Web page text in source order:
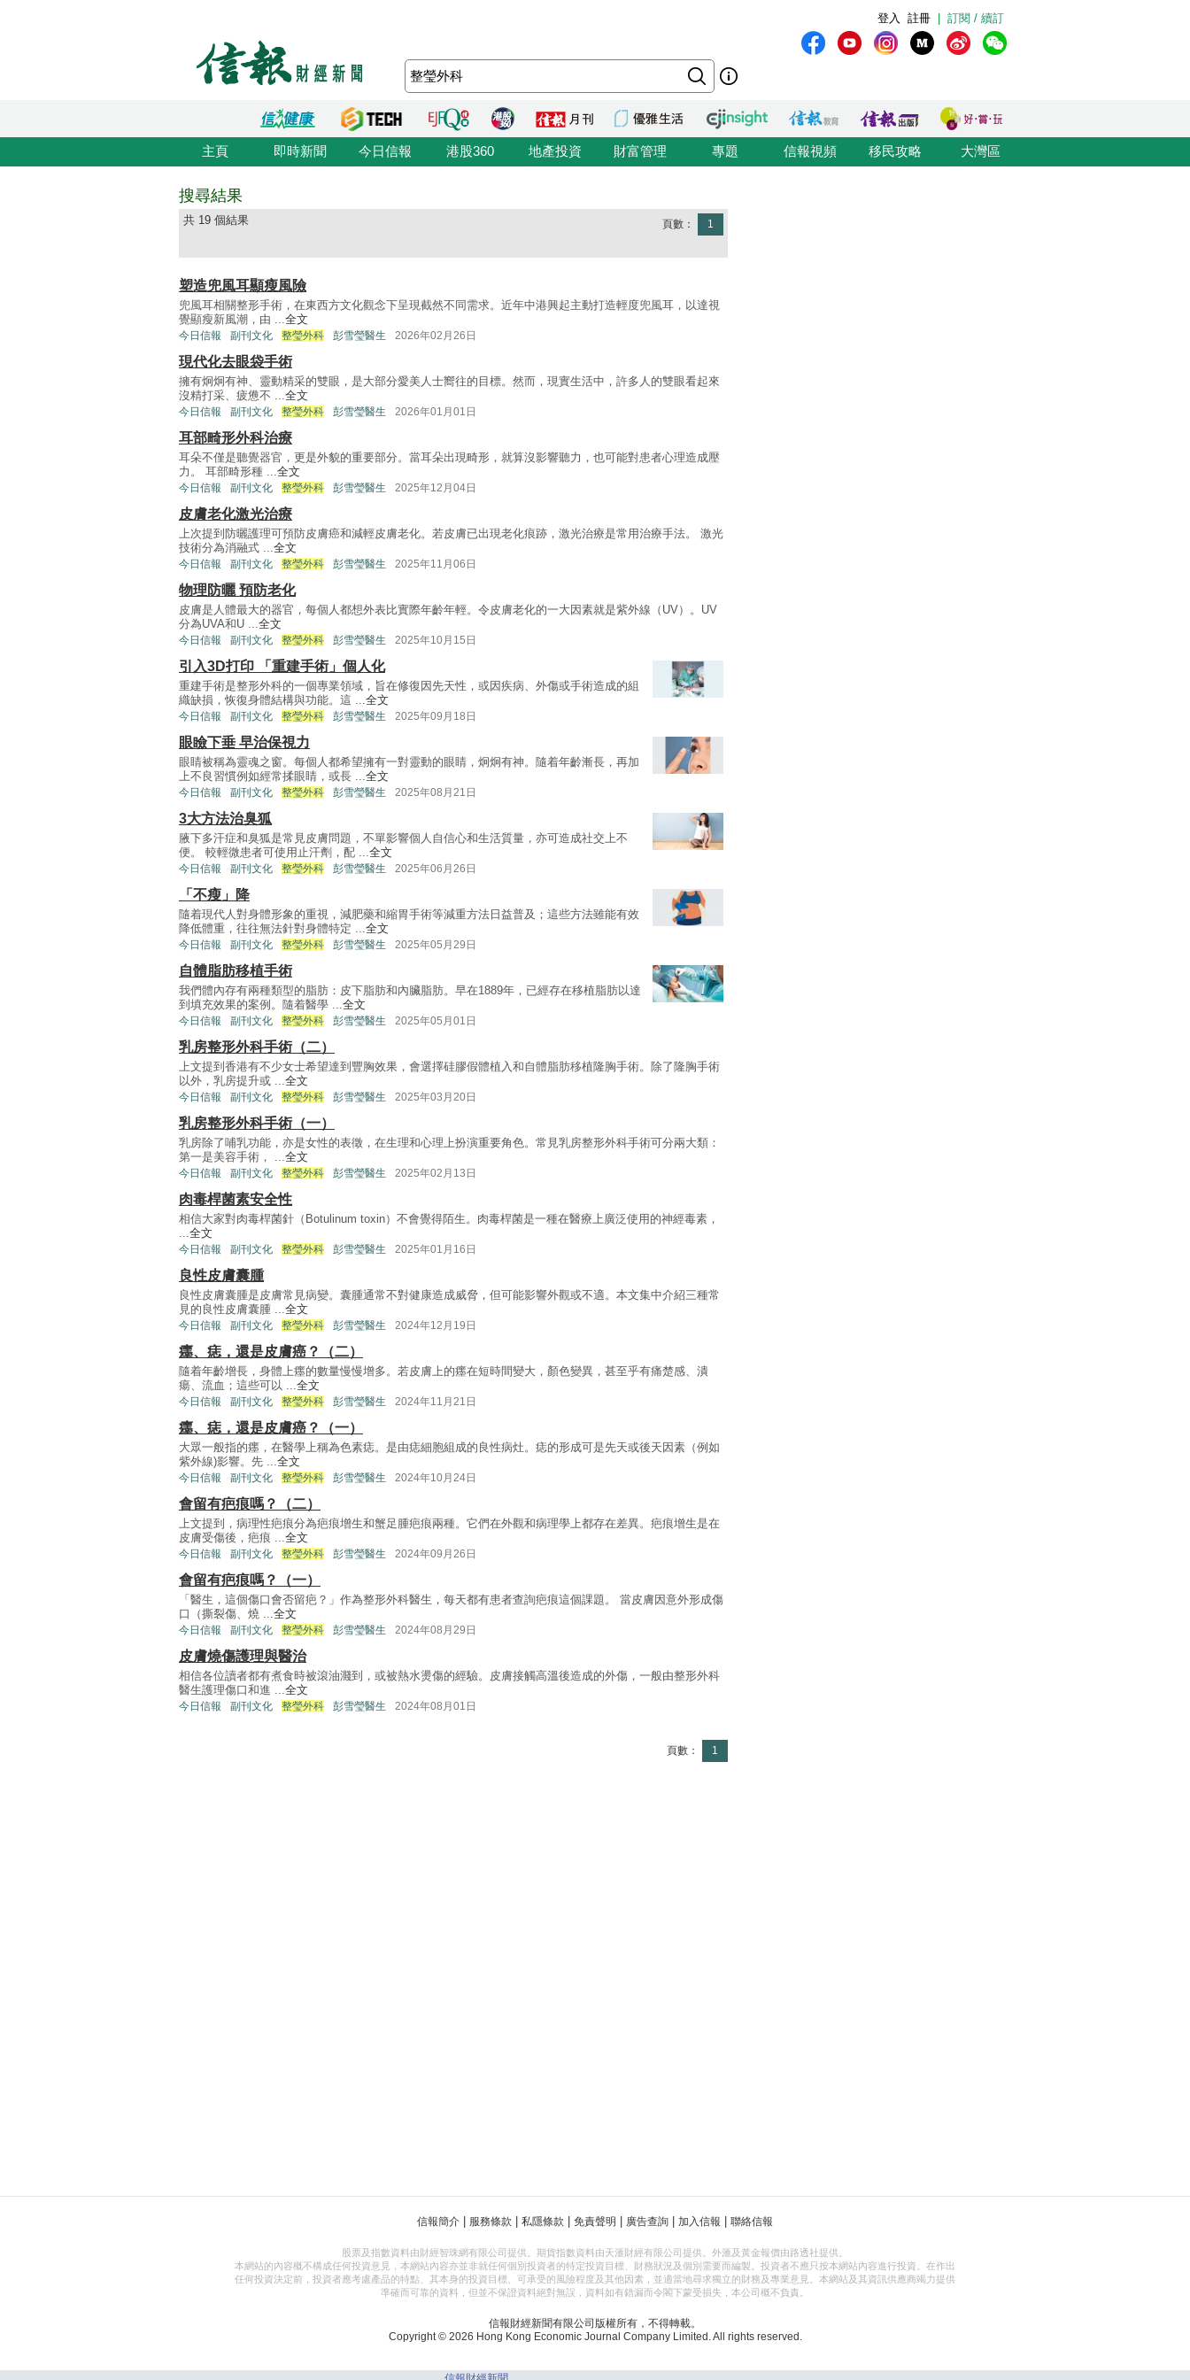
訂閱 / 續訂
註冊
登入
主頁 即時新聞 今日信報 港股360 地產投資 財富管理 專題 信報視頻 移民攻略 大灣區
搜尋結果
共 19 個結果 頁數： 1
塑造兜風耳顯瘦風險
兜風耳相關整形手術，在東西方文化觀念下呈現截然不同需求。近年中港興起主動打造輕度兜風耳，以達視
覺顯瘦新風潮，由 ...全文
今日信報 副刊文化 整瑩外科 彭雪瑩醫生 2026年02月26日
現代化去眼袋手術
擁有炯炯有神、靈動精采的雙眼，是大部分愛美人士嚮往的目標。然而，現實生活中，許多人的雙眼看起來
沒精打采、疲憊不 ...全文
今日信報 副刊文化 整瑩外科 彭雪瑩醫生 2026年01月01日
耳部畸形外科治療
耳朵不僅是聽覺器官，更是外貌的重要部分。當耳朵出現畸形，就算沒影響聽力，也可能對患者心理造成壓
力。 耳部畸形種 ...全文
今日信報 副刊文化 整瑩外科 彭雪瑩醫生 2025年12月04日
皮膚老化激光治療
上次提到防曬護理可預防皮膚癌和減輕皮膚老化。若皮膚已出現老化痕跡，激光治療是常用治療手法。 激光
技術分為消融式 ...全文
今日信報 副刊文化 整瑩外科 彭雪瑩醫生 2025年11月06日
物理防曬 預防老化
皮膚是人體最大的器官，每個人都想外表比實際年齡年輕。令皮膚老化的一大因素就是紫外線（UV）。UV
分為UVA和U ...全文
今日信報 副刊文化 整瑩外科 彭雪瑩醫生 2025年10月15日
引入3D打印 「重建手術」個人化
重建手術是整形外科的一個專業領域，旨在修復因先天性，或因疾病、外傷或手術造成的組
織缺損，恢復身體結構與功能。這 ...全文
今日信報 副刊文化 整瑩外科 彭雪瑩醫生 2025年09月18日
眼瞼下垂 早治保視力
眼睛被稱為靈魂之窗。每個人都希望擁有一對靈動的眼睛，炯炯有神。隨着年齡漸長，再加
上不良習慣例如經常揉眼睛，或長 ...全文
今日信報 副刊文化 整瑩外科 彭雪瑩醫生 2025年08月21日
3大方法治臭狐
腋下多汗症和臭狐是常見皮膚問題，不單影響個人自信心和生活質量，亦可造成社交上不
便。 較輕微患者可使用止汗劑，配 ...全文
今日信報 副刊文化 整瑩外科 彭雪瑩醫生 2025年06月26日
「不瘦」降
隨着現代人對身體形象的重視，減肥藥和縮胃手術等減重方法日益普及；這些方法雖能有效
降低體重，往往無法針對身體特定 ...全文
今日信報 副刊文化 整瑩外科 彭雪瑩醫生 2025年05月29日
自體脂肪移植手術
我們體內存有兩種類型的脂肪：皮下脂肪和內臟脂肪。早在1889年，已經存在移植脂肪以達
到填充效果的案例。隨着醫學 ...全文
今日信報 副刊文化 整瑩外科 彭雪瑩醫生 2025年05月01日
乳房整形外科手術（二）
上文提到香港有不少女士希望達到豐胸效果，會選擇硅膠假體植入和自體脂肪移植隆胸手術。除了隆胸手術
以外，乳房提升或 ...全文
今日信報 副刊文化 整瑩外科 彭雪瑩醫生 2025年03月20日
乳房整形外科手術（一）
乳房除了哺乳功能，亦是女性的表徵，在生理和心理上扮演重要角色。常見乳房整形外科手術可分兩大類：
第一是美容手術， ...全文
今日信報 副刊文化 整瑩外科 彭雪瑩醫生 2025年02月13日
肉毒桿菌素安全性
相信大家對肉毒桿菌針（Botulinum toxin）不會覺得陌生。肉毒桿菌是一種在醫療上廣泛使用的神經毒素，
...全文
今日信報 副刊文化 整瑩外科 彭雪瑩醫生 2025年01月16日
良性皮膚囊腫
良性皮膚囊腫是皮膚常見病變。囊腫通常不對健康造成威脅，但可能影響外觀或不適。本文集中介紹三種常
見的良性皮膚囊腫 ...全文
今日信報 副刊文化 整瑩外科 彭雪瑩醫生 2024年12月19日
癦、痣，還是皮膚癌？（二）
隨着年齡增長，身體上癦的數量慢慢增多。若皮膚上的癦在短時間變大，顏色變異，甚至乎有痛楚感、潰
瘍、流血；這些可以 ...全文
今日信報 副刊文化 整瑩外科 彭雪瑩醫生 2024年11月21日
癦、痣，還是皮膚癌？（一）
大眾一般指的癦，在醫學上稱為色素痣。是由痣細胞組成的良性病灶。痣的形成可是先天或後天因素（例如
紫外線)影響。先 ...全文
今日信報 副刊文化 整瑩外科 彭雪瑩醫生 2024年10月24日
會留有疤痕嗎？（二）
上文提到，病理性疤痕分為疤痕增生和蟹足腫疤痕兩種。它們在外觀和病理學上都存在差異。疤痕增生是在
皮膚受傷後，疤痕 ...全文
今日信報 副刊文化 整瑩外科 彭雪瑩醫生 2024年09月26日
會留有疤痕嗎？（一）
「醫生，這個傷口會否留疤？」作為整形外科醫生，每天都有患者查詢疤痕這個課題。 當皮膚因意外形成傷
口（撕裂傷、燒 ...全文
今日信報 副刊文化 整瑩外科 彭雪瑩醫生 2024年08月29日
皮膚燒傷護理與醫治
相信各位讀者都有煮食時被滾油濺到，或被熱水燙傷的經驗。皮膚接觸高溫後造成的外傷，一般由整形外科
醫生護理傷口和進 ...全文
今日信報 副刊文化 整瑩外科 彭雪瑩醫生 2024年08月01日
頁數： 1
信報簡介 服務條款 私隱條款 免責聲明 廣告查詢 加入信報 聯絡信報
股票及指數資料由財經智珠網有限公司提供。期貨指數資料由天滙財經有限公司提供。外滙及黃金報價由路透社提供。
本網站的內容概不構成任何投資意見，本網站內容亦並非就任何個別投資者的特定投資目標、財務狀況及個別需要而編製。投資者不應只按本網站內容進行投資。在作出
任何投資決定前，投資者應考慮產品的特點、其本身的投資目標、可承受的風險程度及其他因素，並適當地尋求獨立的財務及專業意見。本網站及其資訊供應商竭力提供
準確而可靠的資料，但並不保證資料絕對無誤，資料如有錯漏而令閣下蒙受損失，本公司概不負責。
信報財經新聞有限公司版權所有，不得轉載。
Copyright © 2026 Hong Kong Economic Journal Company Limited. All rights reserved.